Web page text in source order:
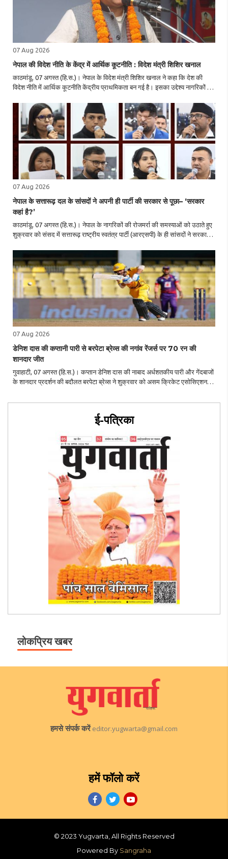
07 Aug 2026
नेपाल की विदेश नीति के केंद्र में आर्थिक कूटनीति : विदेश मंत्री शिशिर खनाल
काठमांडू, 07 अगस्त (हि.स.)। नेपाल के विदेश मंत्री शिशिर खनाल ने कहा कि देश की
विदेश नीति में आर्थिक कूटनीति केंद्रीय प्राथमिकता बन गई है। इसका उद्देश्य नागरिकों के
07 Aug 2026
नेपाल के सत्तारूढ़ दल के सांसदों ने अपनी ही पार्टी की सरकार से पूछा– ‘सरकार
कहां है?’
काठमांडू, 07 अगस्त (हि.स.)। नेपाल के नागरिकों की रोजमर्रा की समस्याओं को उठाते हुए
शुक्रवार को संसद में सत्तारूढ़ राष्ट्रीय स्वतंत्र पार्टी (आरएसपी) के ही सांसदों ने सरकार
07 Aug 2026
डेनिश दास की कप्तानी पारी से बरपेटा ब्रेव्स की नगांव रेंजर्स पर 70 रन की
शानदार जीत
गुवाहाटी, 07 अगस्त (हि.स.)। कप्तान डेनिश दास की नाबाद अर्धशतकीय पारी और गेंदबाजों
के शानदार प्रदर्शन की बदौलत बरपेटा ब्रेव्स ने शुक्रवार को असम क्रिकेट एसोसिएशन
ई-पत्रिका
लोकप्रिय खबर
हमसे संपर्क करें editor.yugwarta@gmail.com
हमें फॉलो करें
© 2023 Yugvarta, All Rights Reserved
Powered By Sangraha